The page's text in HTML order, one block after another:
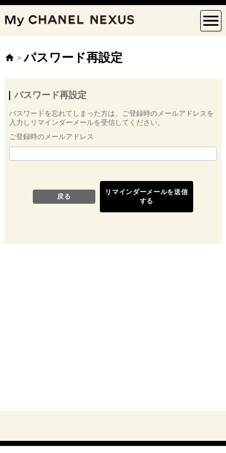
> パスワード再設定
パスワード再設定
パスワードを忘れてしまった方は、ご登録時のメールアドレスを
入力しリマインダーメールを受信してください。
ご登録時のメールアドレス
戻る
リマインダーメールを送信
する